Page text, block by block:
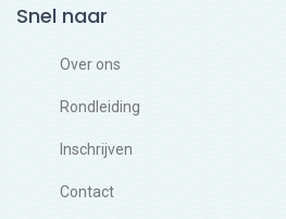
Snel naar
Over ons
Rondleiding
Inschrijven
Contact